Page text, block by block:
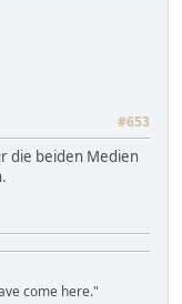
#653
die beiden Medien
come here."